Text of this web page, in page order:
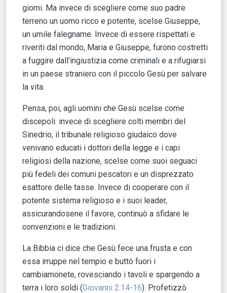
giorni. Ma invece di scegliere come suo padre
terreno un uomo ricco e potente, scelse Giuseppe,
un umile falegname. Invece di essere rispettati e
riveriti dal mondo, Maria e Giuseppe, furono costretti
a fuggire dall’ingiustizia come criminali e a rifugiarsi
in un paese straniero con il piccolo Gesù per salvare
la vita.
Pensa, poi, agli uomini che Gesù scelse come
discepoli: invece di scegliere colti membri del
Sinedrio, il tribunale religioso giudaico dove
venivano educati i dottori della legge e i capi
religiosi della nazione, scelse come suoi seguaci
più fedeli dei comuni pescatori e un disprezzato
esattore delle tasse. Invece di cooperare con il
potente sistema religioso e i suoi leader,
assicurandosene il favore, continuò a sfidare le
convenzioni e le tradizioni.
La Bibbia ci dice che Gesù fece una frusta e con
essa irruppe nel tempio e buttò fuori i
cambiamonete, rovesciando i tavoli e spargendo a
terra i loro soldi (Giovanni 2:14-16). Profetizzò